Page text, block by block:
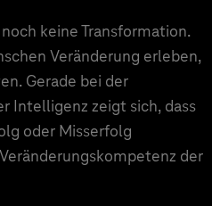
keine Transformation.
Veränderung erleben,
Gerade bei der
Intelligenz zeigt sich, dass
oder Misserfolg
der